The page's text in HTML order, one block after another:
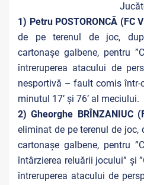
1) Petru POSTORONCĂ (FC
de pe terenul de joc,
cartonașe galbene, pentru
întreruperea atacului de
nesportivă – fault comis într-
minutul 17’ și 76’ al meciului.
2) Gheorghe BRÎNZANIUC
eliminat de pe terenul de joc,
cartonașe galbene, pentru
întârzierea reluării jocului” și
întreruperea atacului de